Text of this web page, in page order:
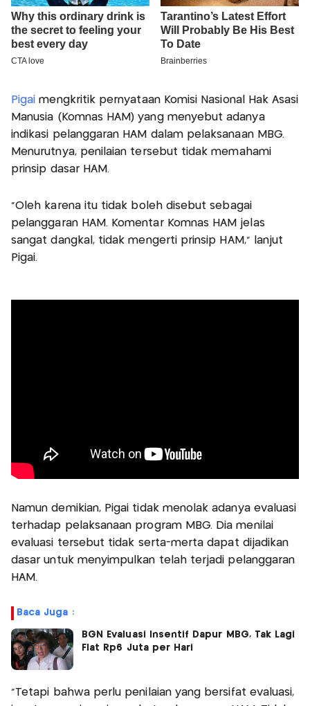
Pigaimengkritik pernyataan Komisi Nasional Hak Asasi
Manusia (Komnas HAM) yang menyebut adanya
indikasi pelanggaran HAM dalam pelaksanaan MBG.
Menurutnya, penilaian tersebut tidak memahami
prinsip dasar HAM.
"Oleh karena itu tidak boleh disebut sebagai
pelanggaran HAM. Komentar Komnas HAM jelas
sangat dangkal, tidak mengerti prinsip HAM," lanjut
Pigai.
Namun demikian, Pigai tidak menolak adanya evaluasi
terhadap pelaksanaan program MBG. Dia menilai
evaluasi tersebut tidak serta-merta dapat dijadikan
dasar untuk menyimpulkan telah terjadi pelanggaran
HAM.
Baca Juga :
BGN Evaluasi Insentif Dapur MBG, Tak Lagi
Flat Rp6 Juta per Hari
"Tetapi bahwa perlu penilaian yang bersifat evaluasi,